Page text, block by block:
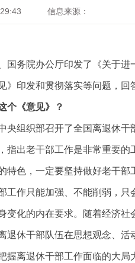
信息来源：
务院办公厅印发了《关于进
》印发和贯彻落实等问题，回
个《意见》？
央组织部召开了全国离退休干
指出老干部工作是非常重要
特色，一定要坚持做好老干
工作只能加强、不能削弱，
变化的内在要求。随着经济
退休干部队伍在思想观念、
握离退休干部工作面临的大